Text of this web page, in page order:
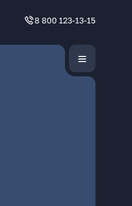
8 800 123-13-15